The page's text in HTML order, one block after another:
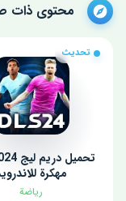
محتوى ذات
تحديث
مهكرة
رياضة